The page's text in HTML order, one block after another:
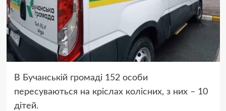
В Бучанській громаді 152 особи
пересуваються на кріслах колісних, з них – 10
дітей.